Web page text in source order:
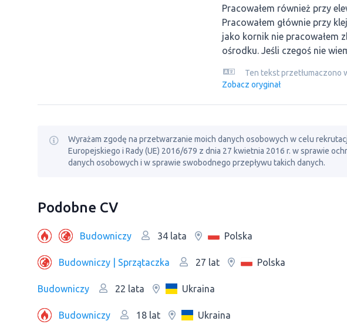
Pracowałem również przy
Pracowałem głównie przy
jako kornik nie pracowałem
ośrodku. Jeśli czegoś nie
Ten tekst przetłumaczono
Zobacz oryginał
Wyrażam zgodę na przetwarzanie moich danych osobowych w celu
Europejskiego i Rady (UE) 2016/679 z dnia 27 kwietnia 2016 r. w sprawie
danych osobowych i w sprawie swobodnego przepływu takich danych.
Podobne CV
Budowniczy 34 lata Polska
Budowniczy | Sprzątaczka 27 lat Polska
Budowniczy 22 lata Ukraina
Budowniczy 18 lat Ukraina